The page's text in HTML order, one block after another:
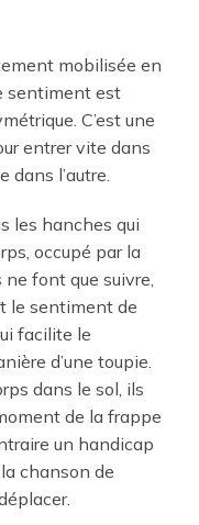
mobilisée en
sentiment est
C’est une
entrer vite dans
l’autre.
les hanches qui
occupé par la
font que suivre,
le sentiment de
facilite le
d’une toupie.
dans le sol, ils
de la frappe
un handicap
chanson de